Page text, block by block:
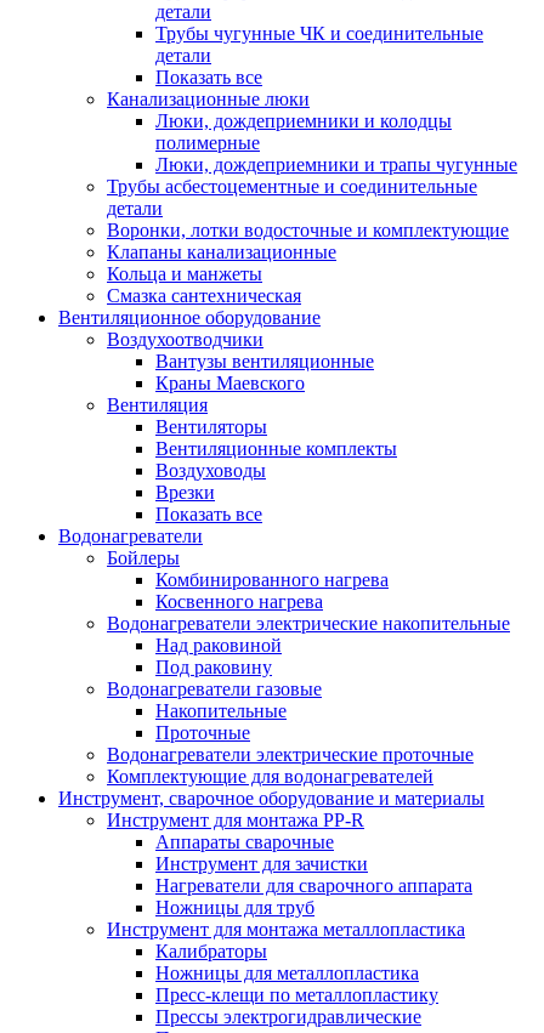
детали
Трубы чугунные ЧК и соединительные
детали
Показать все
Канализационные люки
Люки, дождеприемники и колодцы
полимерные
Люки, дождеприемники и трапы чугунные
Трубы асбестоцементные и соединительные
детали
Воронки, лотки водосточные и комплектующие
Клапаны канализационные
Кольца и манжеты
Смазка сантехническая
Вентиляционное оборудование
Воздухоотводчики
Вантузы вентиляционные
Краны Маевского
Вентиляция
Вентиляторы
Вентиляционные комплекты
Воздуховоды
Врезки
Показать все
Водонагреватели
Бойлеры
Комбинированного нагрева
Косвенного нагрева
Водонагреватели электрические накопительные
Над раковиной
Под раковину
Водонагреватели газовые
Накопительные
Проточные
Водонагреватели электрические проточные
Комплектующие для водонагревателей
Инструмент, сварочное оборудование и материалы
Инструмент для монтажа PP-R
Аппараты сварочные
Инструмент для зачистки
Нагреватели для сварочного аппарата
Ножницы для труб
Инструмент для монтажа металлопластика
Калибраторы
Ножницы для металлопластика
Пресс-клещи по металлопластику
Прессы электрогидравлические